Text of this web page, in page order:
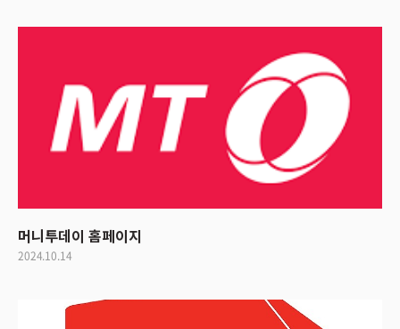
머니투데이 홈페이지
2024.10.14